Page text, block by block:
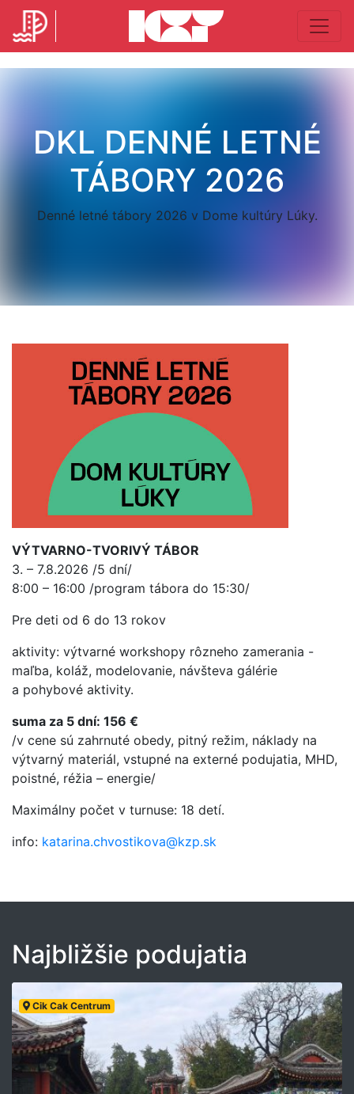
DKL DENNÉ LETNÉ
TÁBORY 2026
Denné letné tábory 2026 v Dome kultúry Lúky.
VÝTVARNO-TVORIVÝ TÁBOR
3. – 7.8.2026 /5 dní/
8:00 – 16:00 /program tábora do 15:30/
Pre deti od 6 do 13 rokov
aktivity: výtvarné workshopy rôzneho zamerania -
maľba, koláž, modelovanie, návšteva gálérie
a pohybové aktivity.
suma za 5 dní: 156 €
/v cene sú zahrnuté obedy, pitný režim, náklady na
výtvarný materiál, vstupné na externé podujatia, MHD,
poistné, réžia – energie/
Maximálny počet v turnuse: 18 detí.
info: katarina.chvostikova@kzp.sk
Najbližšie podujatia
Cik Cak Centrum